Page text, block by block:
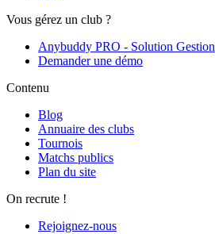
Vous gérez un club ?
Anybuddy PRO - Solution Gestion
Demander une démo
Contenu
Blog
Annuaire des clubs
Tournois
Matchs publics
Plan du site
On recrute !
Rejoignez-nous